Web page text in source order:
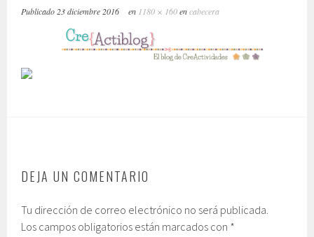
Publicado 23 diciembre 2016 en 1180 × 160encabecera
DEJA UN COMENTARIO
Tu dirección de correo electrónico no será publicada.
Los campos obligatorios están marcados con *